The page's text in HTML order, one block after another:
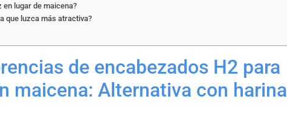
lugar de maicena?
que luzca más atractiva?
de encabezados H2 para
maicena: Alternativa con harina